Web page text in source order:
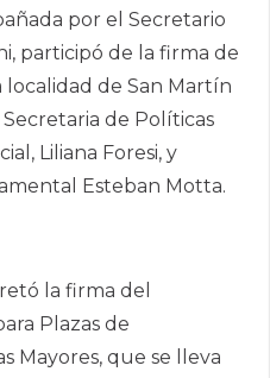
por el Secretario
participó de la firma de
localidad de San Martín
de Políticas
Liliana Foresi, y
Esteban Motta.
la firma del
Plazas de
Mayores, que se lleva